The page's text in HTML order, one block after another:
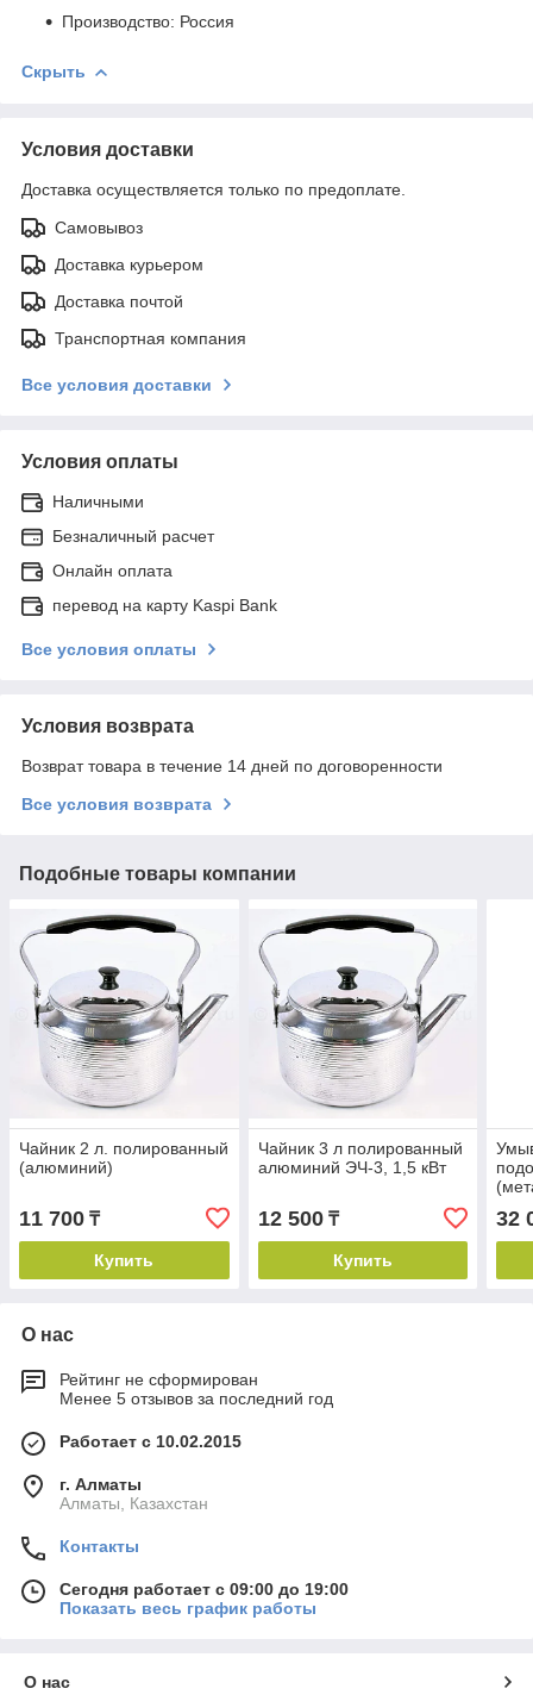
Производство: Россия
Скрыть
Условия доставки
Доставка осуществляется только по предоплате.
Самовывоз
Доставка курьером
Доставка почтой
Транспортная компания
Все условия доставки
Условия оплаты
Наличными
Безналичный расчет
Онлайн оплата
перевод на карту Kaspi Bank
Все условия оплаты
Условия возврата
Возврат товара в течение 14 дней по договоренности
Все условия возврата
Подобные товары компании
Чайник 2 л. полированный
(алюминий)
11 700 ₸
Купить
Чайник 3 л полированный
алюминий ЭЧ-3, 1,5 кВт
12 500₸
Купить
32
О нас
Рейтинг не сформирован
Менее 5 отзывов за последний год
Работает с 10.02.2015
г. Алматы
Алматы, Казахстан
Контакты
Сегодня работает с 09:00 до 19:00
Показать весь график работы
О нас